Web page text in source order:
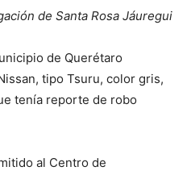
de Santa Rosa Jáuregui
de Querétaro
tipo Tsuru, color gris,
tenía reporte de robo
al Centro de